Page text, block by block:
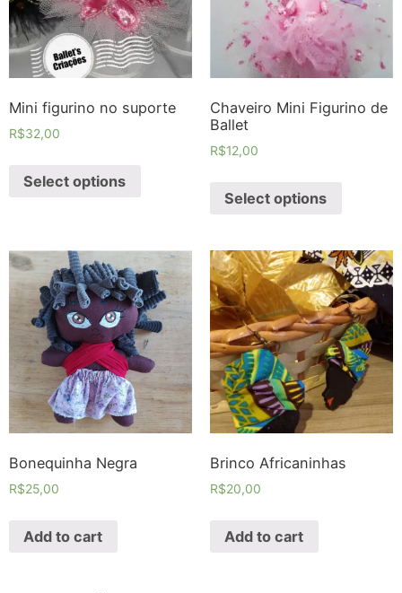
Mini figurino no suporte
R$32,00
Select options
Chaveiro Mini Figurino de
Ballet
R$12,00
Select options
Bonequinha Negra
R$25,00
Add to cart
Brinco Africaninhas
R$20,00
Add to cart